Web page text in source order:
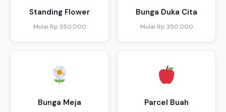
Standing Flower
Mulai Rp 350.000
Bunga Duka Cita
Mulai Rp 350.000
Bunga Meja Parcel Buah